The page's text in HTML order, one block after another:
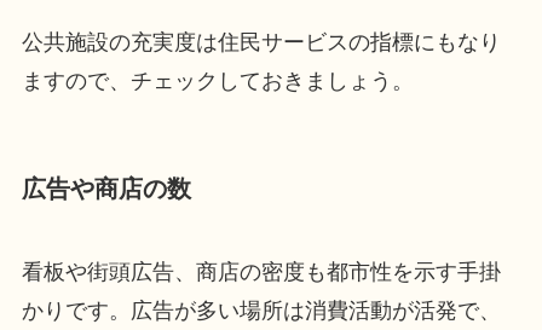
公共施設の充実度は住民サービスの指標にもなり
ますので、チェックしておきましょう。
広告や商店の数
看板や街頭広告、商店の密度も都市性を示す手掛
かりです。広告が多い場所は消費活動が活発で、